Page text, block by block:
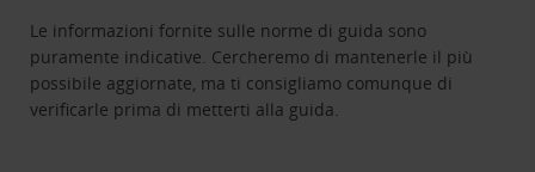
Le informazioni fornite sulle norme di guida sono
puramente indicative. Cercheremo di mantenerle il più
possibile aggiornate, ma ti consigliamo comunque di
verificarle prima di metterti alla guida.